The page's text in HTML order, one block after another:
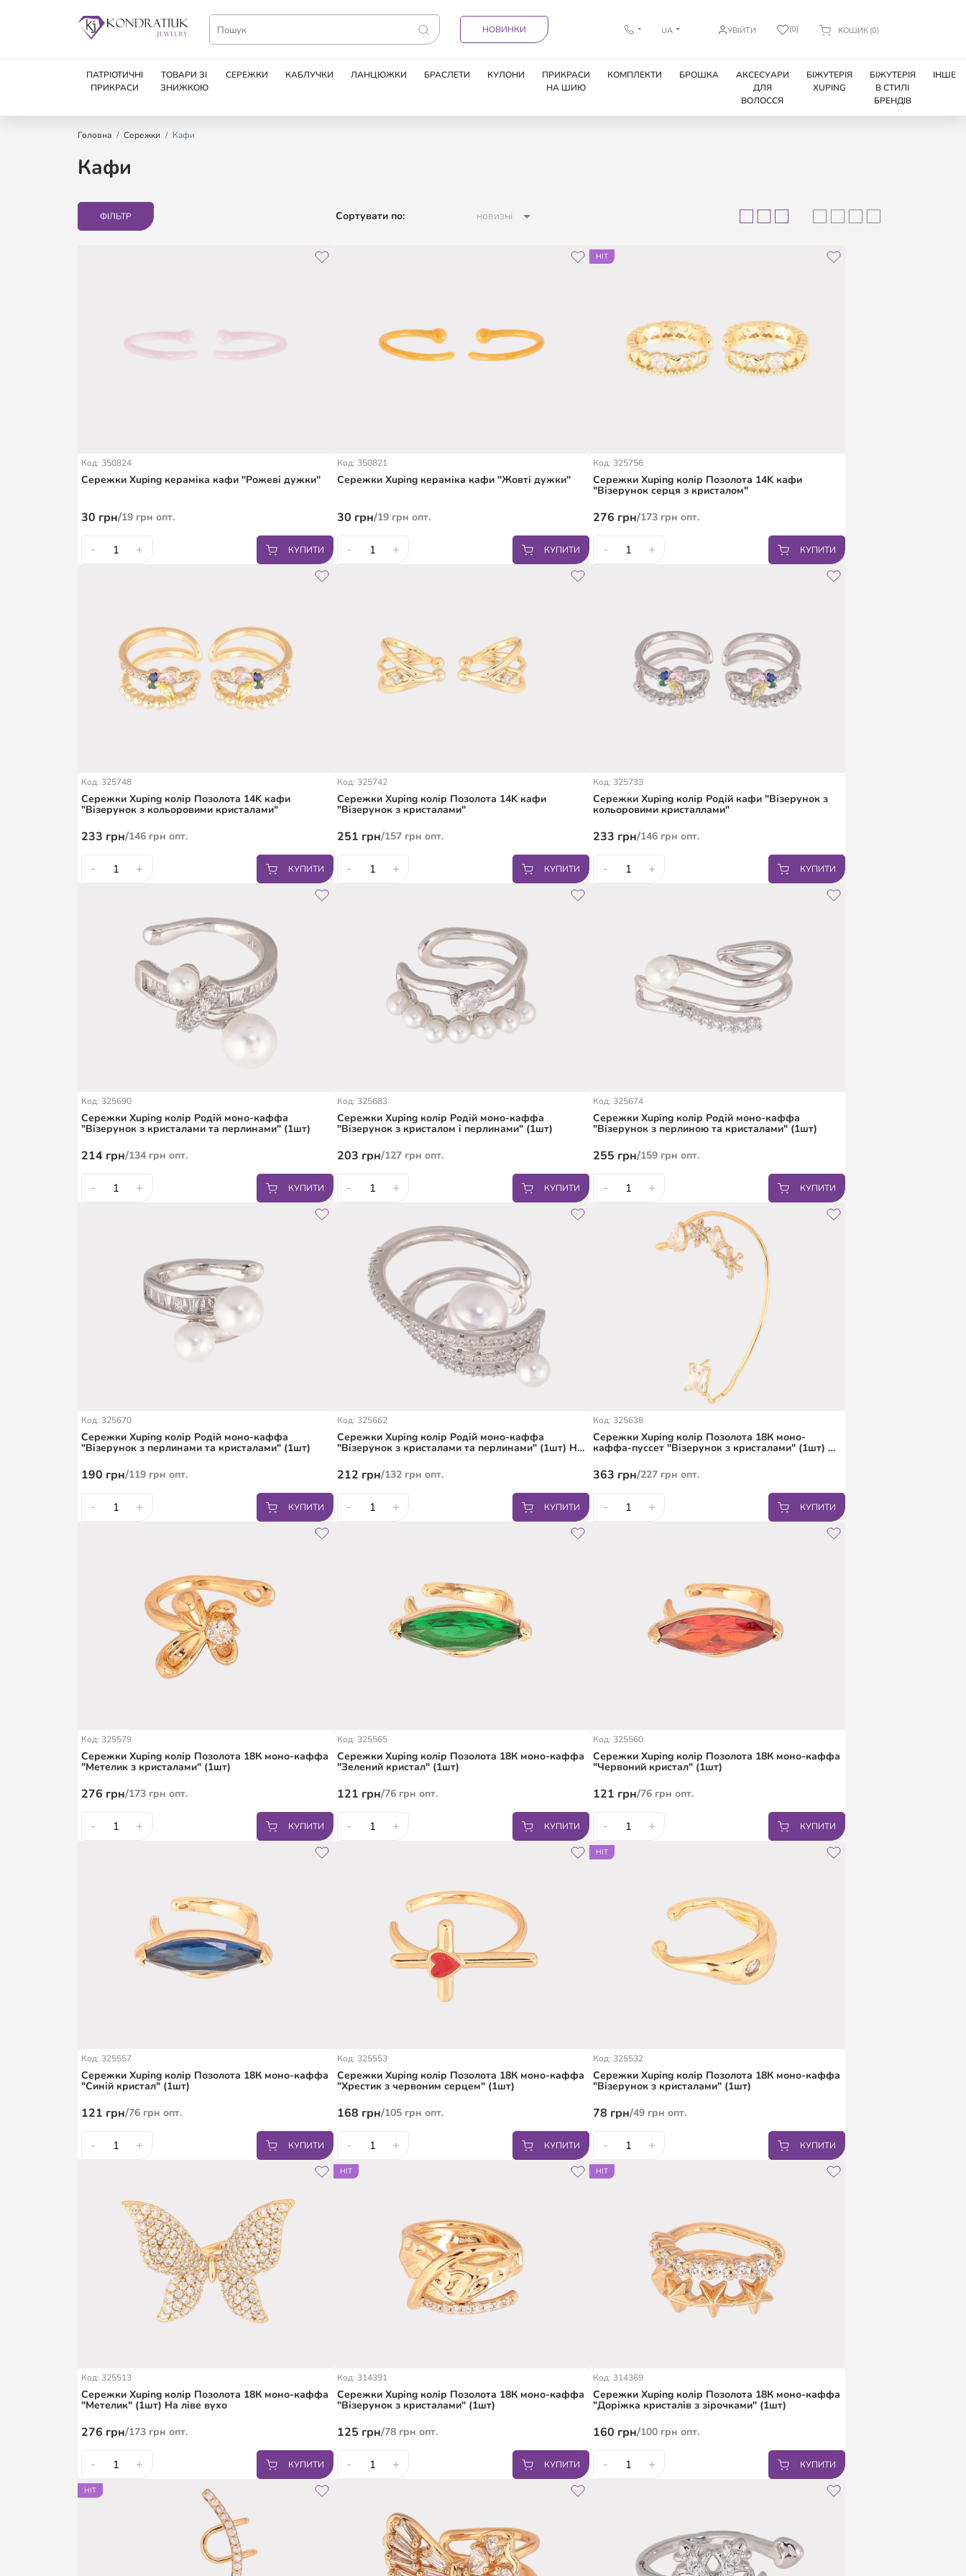
НОВИНКИ UA УВІЙТИ (0) КОШИК (0)
ПАТРІОТИЧНІ
ПРИКРАСИ
ТОВАРИ ЗІ
ЗНИЖКОЮ
СЕРЕЖКИ КАБЛУЧКИ ЛАНЦЮЖКИ БРАСЛЕТИ КУЛОНИ
ПРИКРАСИ
НА ШИЮ
КОМПЛЕКТИ БРОШКА
АКСЕСУАРИ
ДЛЯ
ВОЛОССЯ
БІЖУТЕРІЯ
XUPING
БІЖУТЕРІЯ
В СТИЛІ
БРЕНДІВ
ІНШЕ
Головна Сережки Кафи
Кафи
ФІЛЬТР Сортувати по: новизні
Код: 350824
Сережки Xuping кераміка кафи "Рожеві дужки"
30 грн/19грн опт.
- + КУПИТИ
Код: 350821
Сережки Xuping кераміка кафи "Жовті дужки"
30 грн/19грн опт.
- + КУПИТИ
HIT
Код: 325756
Сережки Xuping колір Позолота 14K кафи
"Візерунок серця з кристалом"
276 грн/173 грн опт.
- + КУПИТИ
Код: 325748
Сережки Xuping колір Позолота 14K кафи
"Візерунок з кольоровими кристалами"
233 грн/146грн опт.
- + КУПИТИ
Код: 325742
Сережки Xuping колір Позолота 14K кафи
"Візерунок з кристалами"
251 грн/157грн опт.
- + КУПИТИ
Код: 325733
Сережки Xuping колір Родій кафи "Візерунок з
кольоровими кристаллами"
233 грн/146 грн опт.
- + КУПИТИ
Код: 325690
Сережки Xuping колір Родій моно-каффа
"Візерунок з кристалами та перлинами" (1шт)
214грн/134грн опт.
- + КУПИТИ
Код: 325683
Сережки Xuping колір Родій моно-каффа
"Візерунок з кристалом і перлинами" (1шт)
203 грн/127грн опт.
- + КУПИТИ
Код: 325674
Сережки Xuping колір Родій моно-каффа
"Візерунок з перлиною та кристалами" (1шт)
255 грн/159 грн опт.
- + КУПИТИ
Код: 325670
Сережки Xuping колір Родій моно-каффа
"Візерунок з перлинами та кристалами" (1шт)
190 грн/119грн опт.
- + КУПИТИ
Код: 325662
Сережки Xuping колір Родій моно-каффа
"Візерунок з кристалами та перлинами" (1шт) На
212 грн/132грн опт.
- + КУПИТИ
Код: 325638
Сережки Xuping колір Позолота 18К моно-
каффа-пуссет "Візерунок з кристалами" (1шт) На
363 грн/227 грн опт.
- + КУПИТИ
Код: 325579
Сережки Xuping колір Позолота 18К моно-каффа
"Метелик з кристалами" (1шт)
276 грн/173грн опт.
- + КУПИТИ
Код: 325565
Сережки Xuping колір Позолота 18К моно-каффа
"Зелений кристал" (1шт)
121 грн/76грн опт.
- + КУПИТИ
Код: 325560
Сережки Xuping колір Позолота 18К моно-каффа
"Червоний кристал" (1шт)
121 грн/76 грн опт.
- + КУПИТИ
Код: 325557
Сережки Xuping колір Позолота 18К моно-каффа
"Синій кристал" (1шт)
121 грн/76грн опт.
- + КУПИТИ
Код: 325553
Сережки Xuping колір Позолота 18К моно-каффа
"Хрестик з червоним серцем" (1шт)
168 грн/105грн опт.
- + КУПИТИ
HIT
Код: 325532
Сережки Xuping колір Позолота 18К моно-каффа
"Візерунок з кристалами" (1шт)
78 грн/49 грн опт.
- + КУПИТИ
Код: 325513
Сережки Xuping колір Позолота 18К моно-каффа
"Метелик" (1шт) На ліве вухо
276 грн/173грн опт.
- + КУПИТИ
HIT
Код: 314391
Сережки Xuping колір Позолота 18К моно-каффа
"Візерунок з кристалами" (1шт)
125 грн/78грн опт.
- + КУПИТИ
HIT
Код: 314369
Сережки Xuping колір Позолота 18К моно-каффа
"Доріжка кристалів з зірочками" (1шт)
160 грн/100 грн опт.
- + КУПИТИ
HIT